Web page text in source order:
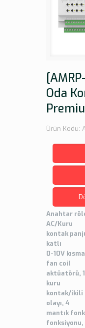
Oda
Ürün Kodu:
Anahtar
AC/Kuru
kontak
katlı
0-10V
fan coil
aktüatörü,
kuru
kontak/ikili
olayı, 4
mantık
fonksiyonu,